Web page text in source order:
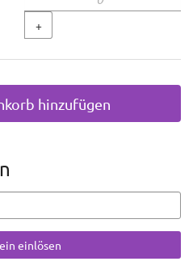
+
hinzufügen
einlösen